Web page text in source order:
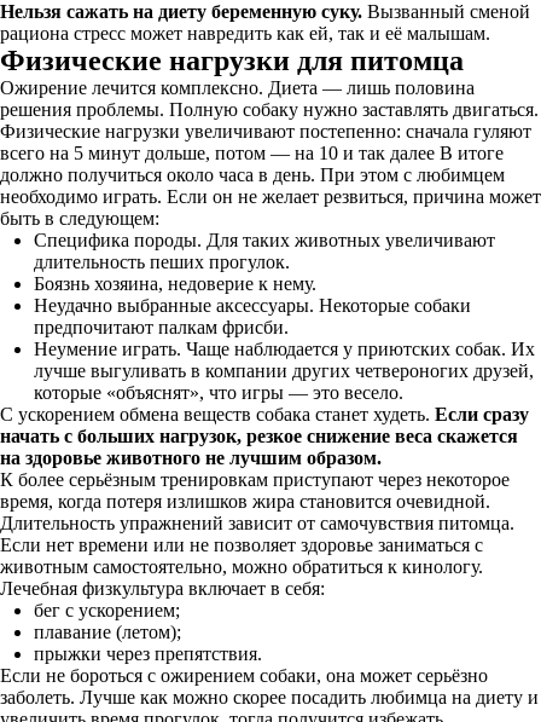
Нельзя сажать на диету беременную суку. Вызванный сменой
рациона стресс может навредить как ей, так и её малышам.
Физические нагрузки для питомца
Ожирение лечится комплексно. Диета — лишь половина
решения проблемы. Полную собаку нужно заставлять двигаться.
Физические нагрузки увеличивают постепенно: сначала гуляют
всего на 5 минут дольше, потом — на 10 и так далее В итоге
должно получиться около часа в день. При этом с любимцем
необходимо играть. Если он не желает резвиться, причина может
быть в следующем:
Специфика породы. Для таких животных увеличивают
длительность пеших прогулок.
Боязнь хозяина, недоверие к нему.
Неудачно выбранные аксессуары. Некоторые собаки
предпочитают палкам фрисби.
Неумение играть. Чаще наблюдается у приютских собак. Их
лучше выгуливать в компании других четвероногих друзей,
которые «объяснят», что игры — это весело.
С ускорением обмена веществ собака станет худеть. Если сразу
начать с больших нагрузок, резкое снижение веса скажется
на здоровье животного не лучшим образом.
К более серьёзным тренировкам приступают через некоторое
время, когда потеря излишков жира становится очевидной.
Длительность упражнений зависит от самочувствия питомца.
Если нет времени или не позволяет здоровье заниматься с
животным самостоятельно, можно обратиться к кинологу.
Лечебная физкультура включает в себя:
бег с ускорением;
плавание (летом);
прыжки через препятствия.
Если не бороться с ожирением собаки, она может серьёзно
заболеть. Лучше как можно скорее посадить любимца на диету и